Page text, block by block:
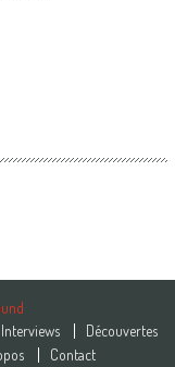
Interviews
Découvertes
Contact